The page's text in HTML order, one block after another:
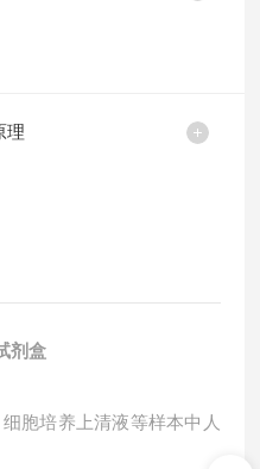
理
剂盒
胞培养上清液等样本中 人